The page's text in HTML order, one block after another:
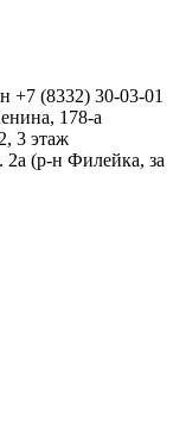
+7 (8332) 30-03-01
178-а
3 этаж
2а (р-н Филейка, за